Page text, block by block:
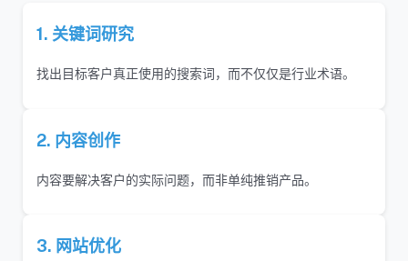
1. 关键词研究
找出目标客户真正使用的搜索词，而不仅仅是行业术语。
2. 内容创作
内容要解决客户的实际问题，而非单纯推销产品。
3. 网站优化